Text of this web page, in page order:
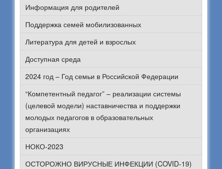
Информация для родителей
Поддержка семей мобилизованных
Литература для детей и взрослых
Доступная среда
2024 год – Год семьи в Российской Федерации
“Компетентный педагог” – реализации системы
(целевой модели) наставничества и поддержки
молодых педагогов в образовательных
организациях
НОКО-2023
ОСТОРОЖНО ВИРУСНЫЕ ИНФЕКЦИИ (COVID-19)